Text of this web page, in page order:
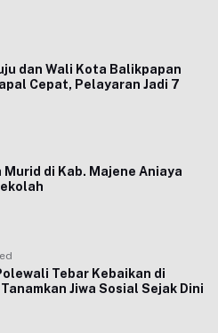
dan Wali Kota Balikpapan
Cepat, Pelayaran Jadi 7
Murid di Kab. Majene Aniaya
Tebar Kebaikan di
Tanamkan Jiwa Sosial Sejak Dini